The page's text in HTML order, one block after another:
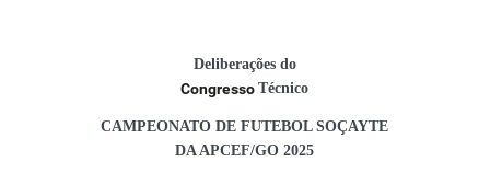
Deliberações do
Congresso Técnico
CAMPEONATO DE FUTEBOL SOÇAYTE
DA APCEF/GO 2025